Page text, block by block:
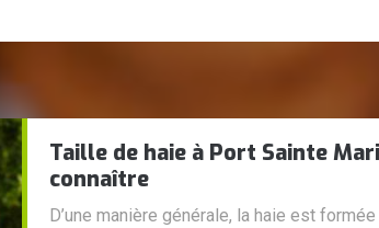
Taille de haie à Port Sainte
connaître
D’une manière générale, la haie est